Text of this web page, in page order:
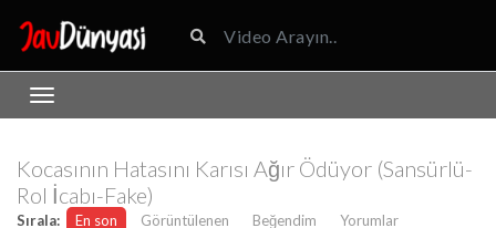
Kocasının Hatasını Karısı Ağır Ödüyor (Sansürlü-
Rol İcabı-Fake)
Sırala: En son Görüntülenen Beğendim Yorumlar